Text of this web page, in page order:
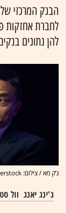
הבנק המרכזי
לחברת אחזקות
להן נתונים
ג’ק מא / צילום: Shutterstock
ג'ינג יאנג וול